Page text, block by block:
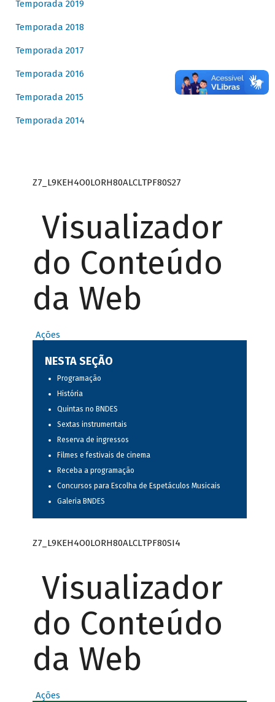
Temporada 2019
Temporada 2018
Temporada 2017
Temporada 2016
Temporada 2015
Temporada 2014
Z7_L9KEH4O0LORH80ALCLTPF80S27
Visualizador
do Conteúdo
da Web
Ações
NESTA SEÇÃO
Programação
História
Quintas no BNDES
Sextas instrumentais
Reserva de ingressos
Filmes e festivais de cinema
Receba a programação
Concursos para Escolha de Espetáculos Musicais
Galeria BNDES
Z7_L9KEH4O0LORH80ALCLTPF80SI4
Visualizador
do Conteúdo
da Web
Ações